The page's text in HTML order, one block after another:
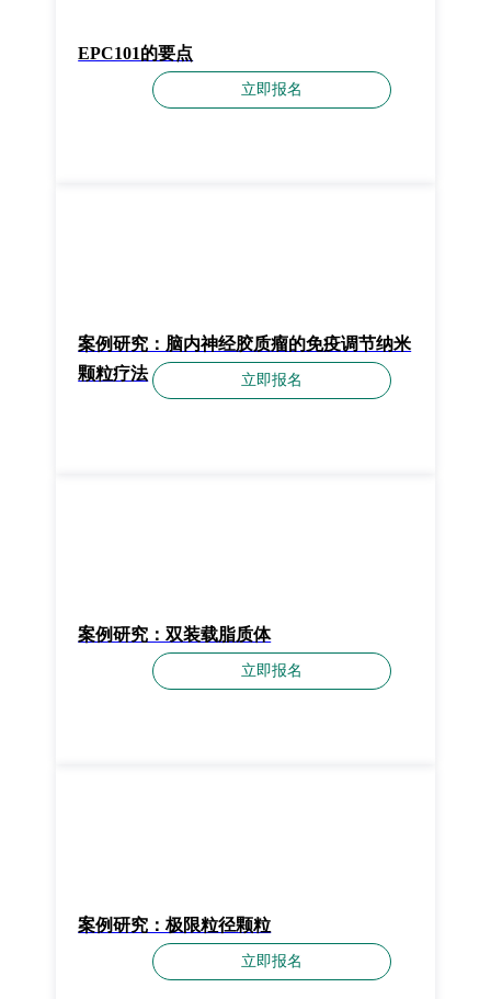
EPC101的要点
立即报名
案例研究：脑内神经胶质瘤的免疫调节纳米
颗粒疗法
立即报名
案例研究：双装载脂质体
立即报名
案例研究：极限粒径颗粒
立即报名